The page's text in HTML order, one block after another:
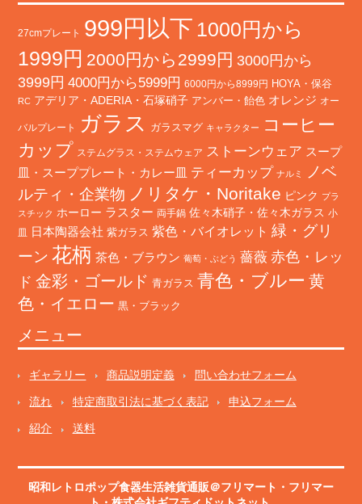
27cmプレート 999円以下 1000円から
1999円 2000円から2999円 3000円から
3999円 4000円から5999円 6000円から8999円 HOYA・保谷
RC アデリア・ADERIA・石塚硝子 アンバー・飴色 オレンジ オー
バルプレート ガラス ガラスマグ キャラクター
コーヒー
カップ ステムグラス・ステムウェア ストーンウェア スープ
皿・スーププレート・カレー皿 ティーカップ ナルミ
ノベ
ルティ・企業物 ノリタケ・Noritake ピンク プラ
スチック ホーロー ラスター 両手鍋 佐々木硝子・佐々木ガラス 小
皿
日本陶器会社 紫ガラス 紫色・バイオレット 緑・グリ
ーン 花柄 茶色・ブラウン 葡萄・ぶどう 薔薇 赤色・レッ
ド 金彩・ゴールド 青ガラス 青色・ブルー 黄
色・イエロー 黒・ブラック
メニュー
ギャラリー 商品説明定義 問い合わせフォーム
流れ 特定商取引法に基づく表記 申込フォーム
紹介 送料
昭和レトロポップ食器生活雑貨通販＠フリマート ・ フリマー